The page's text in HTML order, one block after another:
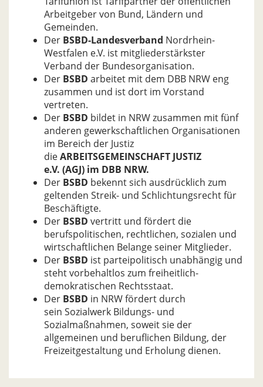
Arbeit­geber von Bund, Ländern und
Gemeinden.
Der BSBD-Landesverband Nordrhein-
Westfalen e.V. ist mitgliederstärkster
Verband der Bundesorganisation.
Der BSBD arbeitet mit dem DBB NRW eng
zusammen und ist dort im Vorstand
vertreten.
Der BSBD bildet in NRW zusammen mit fünf
anderen ge­werkschaftlichen Organisationen
im Bereich der Justiz
dieARBEITSGEMEINSCHAFT JUSTIZ
e.V. (AGJ) im DBB NRW.
Der BSBD bekennt sich ausdrücklich zum
geltenden Streik- und Schlichtungsrecht für
Beschäftigte.
Der BSBD vertritt und fördert die
berufspolitischen, recht­lichen, sozialen und
wirtschaftlichen Belange seiner Mit­glieder.
Der BSBD ist parteipolitisch unabhängig und
steht vorbe­haltlos zum freiheitlich-
demokratischen Rechtsstaat.
Der BSBD in NRW fördert durch
sein Sozialwerk Bildungs- und
Sozialmaßnahmen, soweit sie der
allgemeinen und beruflichen Bildung, der
Freizeitgestaltung und Erholung dienen.